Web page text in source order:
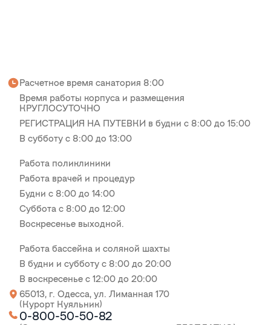
Расчетное время санатория 8:00
Время работы корпуса и размещения
КРУГЛОСУТОЧНО
РЕГИСТРАЦИЯ НА ПУТЕВКИ в будни с 8:00 до 15:00
В субботу с 8:00 до 13:00
Работа поликлиники
Работа врачей и процедур
Будни с 8:00 до 14:00
Суббота с 8:00 до 12:00
Воскресенье выходной.
Работа бассейна и соляной шахты
В будни и субботу с 8:00 до 20:00
В воскресенье с 12:00 до 20:00
65013, г. Одесса, ул. Лиманная 170
(Курорт Куяльник)
0-800-50-50-82